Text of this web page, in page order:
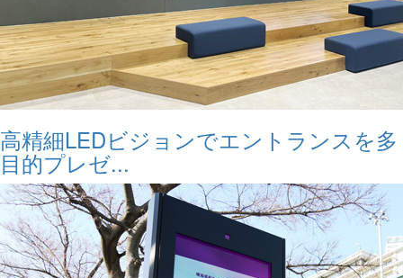
高精細LEDビジョンでエントランスを多
目的プレゼ...